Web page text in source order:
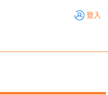
登入
輔銷工具 活動專區